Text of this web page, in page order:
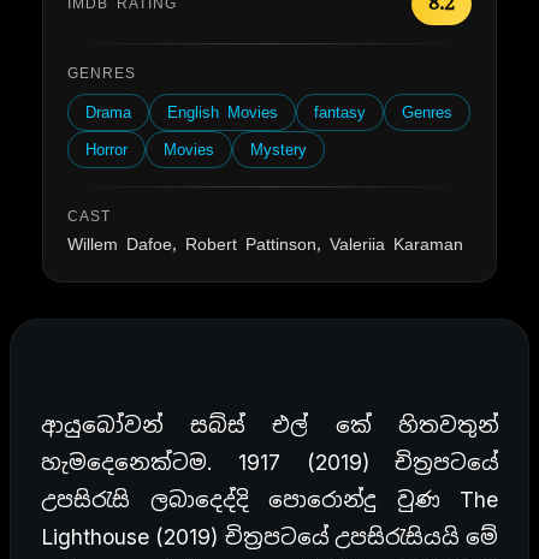
GENRES
Drama English Movies fantasy
Genres
Horror
Movies Mystery
CAST
Willem Dafoe, Robert Pattinson, Valeriia Karaman
ආයුබෝවන් සබ්ස් එල් කේ හිතවතුන්
හැමදෙනෙක්ටම. 1917 (2019) චිත්‍රපටයේ
උපසිරැසි ලබාදෙද්දි පොරොන්දු වුණ The
Lighthouse (2019) චිත්‍රපටයේ උපසිරැසියයි මේ